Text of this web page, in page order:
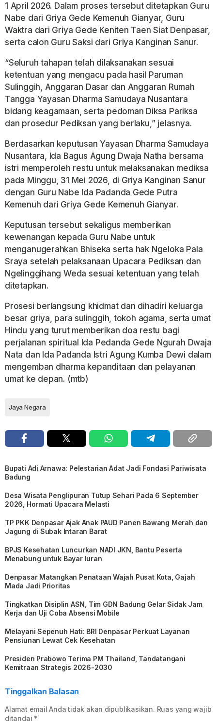
1 April 2026. Dalam proses tersebut ditetapkan Guru
Nabe dari Griya Gede Kemenuh Gianyar, Guru
Waktra dari Griya Gede Keniten Taen Siat Denpasar,
serta calon Guru Saksi dari Griya Kanginan Sanur.
“Seluruh tahapan telah dilaksanakan sesuai
ketentuan yang mengacu pada hasil Paruman
Sulinggih, Anggaran Dasar dan Anggaran Rumah
Tangga Yayasan Dharma Samudaya Nusantara
bidang keagamaan, serta pedoman Diksa Pariksa
dan prosedur Pediksan yang berlaku,” jelasnya.
Berdasarkan keputusan Yayasan Dharma Samudaya
Nusantara, Ida Bagus Agung Dwaja Natha bersama
istri memperoleh restu untuk melaksanakan mediksa
pada Minggu, 31 Mei 2026, di Griya Kanginan Sanur
dengan Guru Nabe Ida Padanda Gede Putra
Kemenuh dari Griya Gede Kemenuh Gianyar.
Keputusan tersebut sekaligus memberikan
kewenangan kepada Guru Nabe untuk
menganugerahkan Bhiseka serta hak Ngeloka Pala
Sraya setelah pelaksanaan Upacara Pediksan dan
Ngelinggihang Weda sesuai ketentuan yang telah
ditetapkan.
Prosesi berlangsung khidmat dan dihadiri keluarga
besar griya, para sulinggih, tokoh agama, serta umat
Hindu yang turut memberikan doa restu bagi
perjalanan spiritual Ida Pedanda Gede Ngurah Dwaja
Nata dan Ida Padanda Istri Agung Kumba Dewi dalam
mengemban dharma kepanditaan dan pelayanan
umat ke depan. (mtb)
Jaya Negara
Bupati Adi Arnawa: Pelestarian Adat Jadi Fondasi Pariwisata
Badung
Desa Wisata Penglipuran Tutup Sehari Pada 6 September
2026, Hormati Upacara Melasti
TP PKK Denpasar Ajak Anak PAUD Panen Bawang Merah dan
Jagung di Subak Intaran Barat
BPJS Kesehatan Luncurkan NADI JKN, Bantu Peserta
Menabung untuk Bayar Iuran
Denpasar Matangkan Penataan Wajah Pusat Kota, Gajah
Mada Jadi Prioritas
Tingkatkan Disiplin ASN, Tim GDN Badung Gelar Sidak Jam
Kerja dan Uji Coba Absensi Mobile
Melayani Sepenuh Hati: BRI Denpasar Perkuat Layanan
Pensiunan Lewat Cek Kesehatan
Presiden Prabowo Terima PM Thailand, Tandatangani
Kemitraan Strategis 2026-2030
Tinggalkan Balasan
Alamat email Anda tidak akan dipublikasikan. Ruas yang wajib
ditandai *